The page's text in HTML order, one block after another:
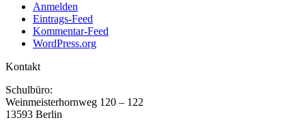
Anmelden
Eintrags-Feed
Kommentar-Feed
WordPress.org
Kontakt
Schulbüro:
Weinmeisterhornweg 120 – 122
13593 Berlin